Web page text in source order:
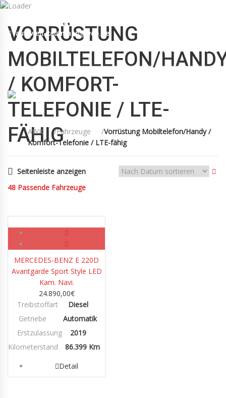
Mo-Fr 09:00-12:30, 13:30-18:30 Sa 09:00-12:00 Uhr
autowelt-kaufmann@web.de
+49(0)89 55 00 18 88
VORRÜSTUNG
MOBILTELEFON/
/ KOMFORT-
TELEFONIE / LTE-
FÄHIG
AWK Fahrzeuge
Vorrüstung Mobiltelefon/Handy /
Komfort-Telefonie / LTE-fähig
Seitenleiste anzeigen
48 Passende Fahrzeuge
MERCEDES-BENZ E 220D
Avantgarde Sport Style LED
Kam. Navi.
24.890,00€
Treibstoffart
Diesel
Getriebe
Automatik
Erstzulassung
2019
Kilometerstand
86.399 Km
Detail